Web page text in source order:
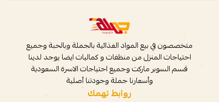
متخصصون في بيع المواد الغذائية بالجملة وبالحبة وجميع
احتياجات المنزل من منظفات و كماليات ايضا يوجد لدينا
قسم السوبر ماركت وجميع احتياجات الاسرة السعودية
وأسعارنا جملة وجودتنا أصلية
روابط تهمك